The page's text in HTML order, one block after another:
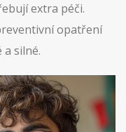
extra péči.
opatření
silné.